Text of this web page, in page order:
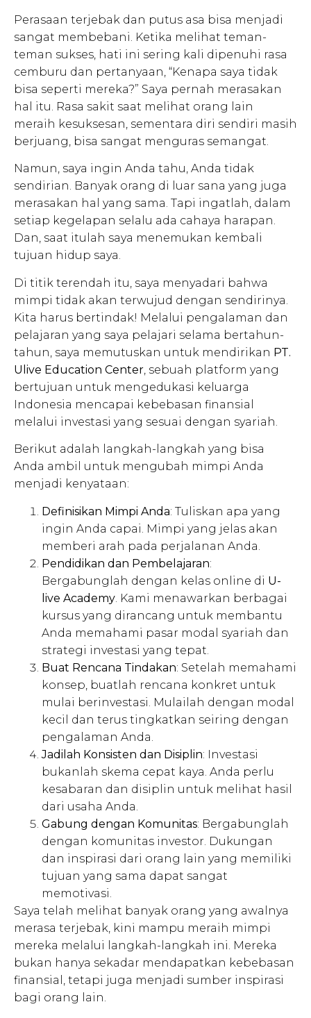
Perasaan terjebak dan putus asa bisa menjadi
sangat membebani. Ketika melihat teman-
teman sukses, hati ini sering kali dipenuhi rasa
cemburu dan pertanyaan, “Kenapa saya tidak
bisa seperti mereka?” Saya pernah merasakan
hal itu. Rasa sakit saat melihat orang lain
meraih kesuksesan, sementara diri sendiri masih
berjuang, bisa sangat menguras semangat.
Namun, saya ingin Anda tahu, Anda tidak
sendirian. Banyak orang di luar sana yang juga
merasakan hal yang sama. Tapi ingatlah, dalam
setiap kegelapan selalu ada cahaya harapan.
Dan, saat itulah saya menemukan kembali
tujuan hidup saya.
Di titik terendah itu, saya menyadari bahwa
mimpi tidak akan terwujud dengan sendirinya.
Kita harus bertindak! Melalui pengalaman dan
pelajaran yang saya pelajari selama bertahun-
tahun, saya memutuskan untuk mendirikan PT.
Ulive Education Center , sebuah platform yang
bertujuan untuk mengedukasi keluarga
Indonesia mencapai kebebasan finansial
melalui investasi yang sesuai dengan syariah.
Berikut adalah langkah-langkah yang bisa
Anda ambil untuk mengubah mimpi Anda
menjadi kenyataan:
Definisikan Mimpi Anda: Tuliskan apa yang
ingin Anda capai. Mimpi yang jelas akan
memberi arah pada perjalanan Anda.
Pendidikan dan Pembelajaran:
Bergabunglah dengan kelas online di U-
live Academy . Kami menawarkan berbagai
kursus yang dirancang untuk membantu
Anda memahami pasar modal syariah dan
strategi investasi yang tepat.
Buat Rencana Tindakan: Setelah memahami
konsep, buatlah rencana konkret untuk
mulai berinvestasi. Mulailah dengan modal
kecil dan terus tingkatkan seiring dengan
pengalaman Anda.
Jadilah Konsisten dan Disiplin: Investasi
bukanlah skema cepat kaya. Anda perlu
kesabaran dan disiplin untuk melihat hasil
dari usaha Anda.
Gabung dengan Komunitas: Bergabunglah
dengan komunitas investor. Dukungan
dan inspirasi dari orang lain yang memiliki
tujuan yang sama dapat sangat
memotivasi.
Saya telah melihat banyak orang yang awalnya
merasa terjebak, kini mampu meraih mimpi
mereka melalui langkah-langkah ini. Mereka
bukan hanya sekadar mendapatkan kebebasan
finansial, tetapi juga menjadi sumber inspirasi
bagi orang lain.